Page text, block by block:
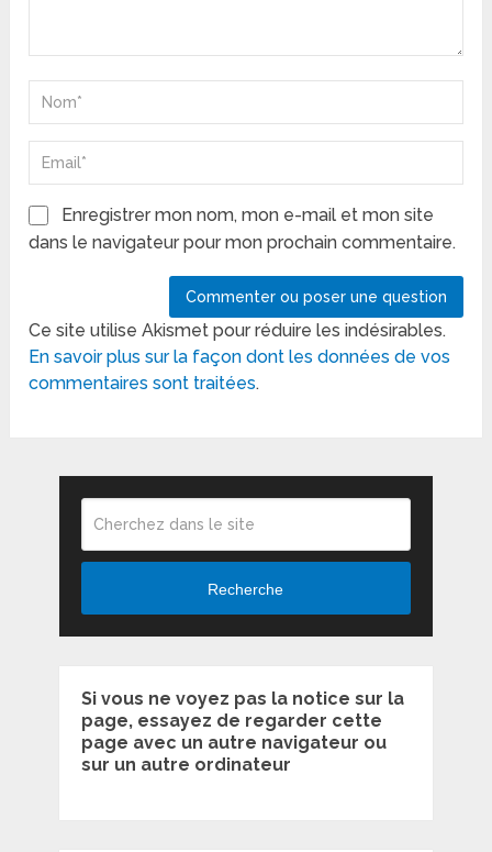
Enregistrer mon nom, mon e-mail et mon site
dans le navigateur pour mon prochain commentaire.
Ce site utilise Akismet pour réduire les indésirables.
En savoir plus sur la façon dont les données de vos
commentaires sont traitées.
Recherche
Si vous ne voyez pas la notice sur la
page, essayez de regarder cette
page avec un autre navigateur ou
sur un autre ordinateur